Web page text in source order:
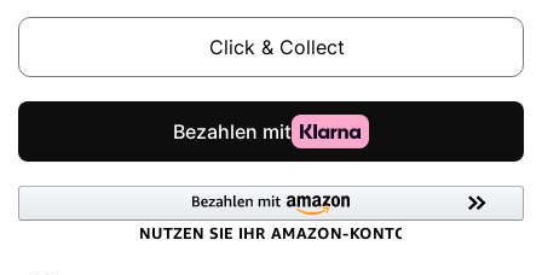
Click & Collect